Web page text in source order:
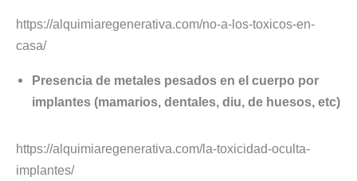
https://alquimiaregenerativa.com/no-a-los-toxicos-en-
casa/
Presencia de metales pesados en el cuerpo por
implantes (mamarios, dentales, diu, de huesos, etc)
https://alquimiaregenerativa.com/la-toxicidad-oculta-
implantes/